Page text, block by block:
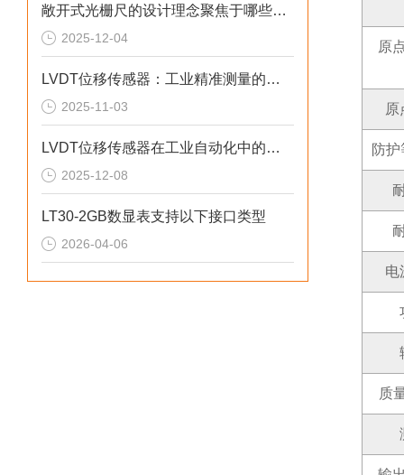
敞开式光栅尺的设计理念聚焦于哪些方面？
2025-12-04
LVDT位移传感器：工业精准测量的核心设备
2025-11-03
LVDT位移传感器在工业自动化中的应用
2025-12-08
LT30-2GB数显表支持以下接口类型
2026-04-06
原
原
防
电
质